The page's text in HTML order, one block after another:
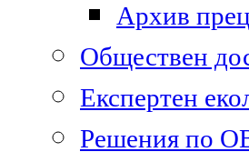
Архив
Обществен
Експертен
Решения по